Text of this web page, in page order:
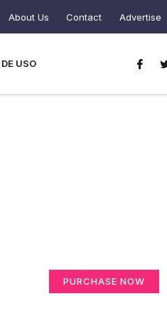
About Us Contact Advertise
USO
PURCHASE NOW